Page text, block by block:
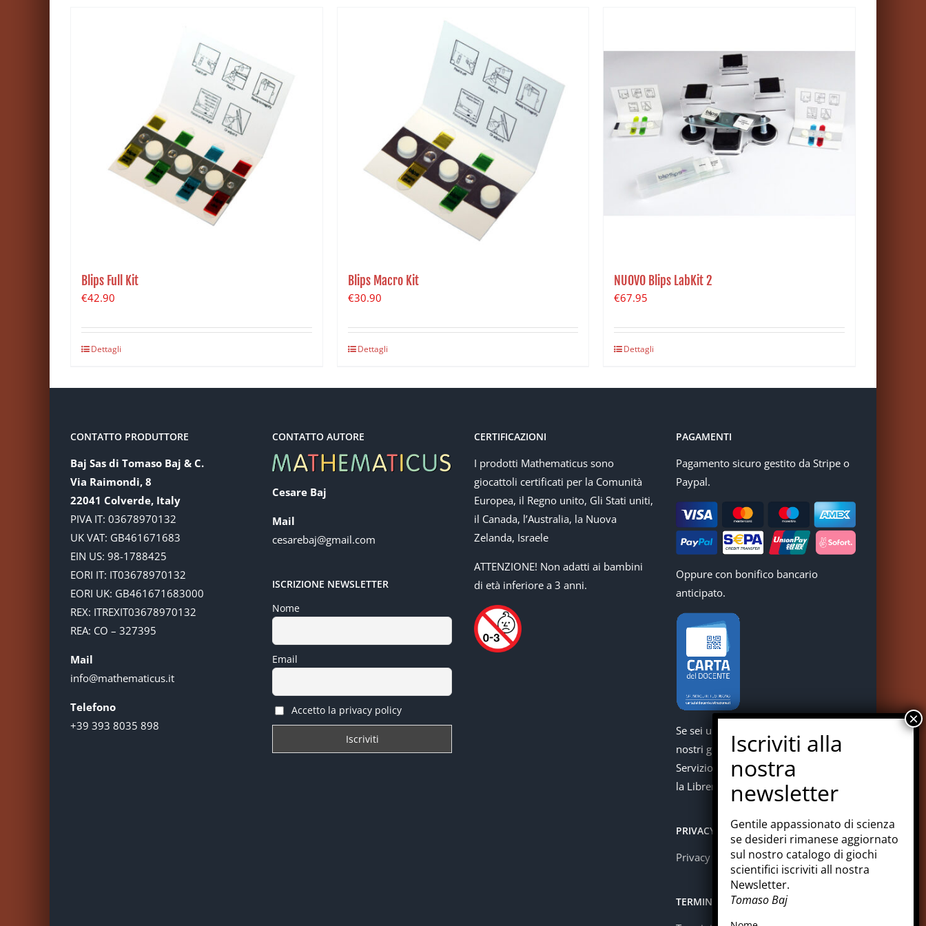
Blips Full Kit
€42.90
Dettagli
Blips Macro Kit
€30.90
Dettagli
NUOVO Blips LabKit 2
€67.95
Dettagli
CONTATTO PRODUTTORE
Baj Sas di Tomaso Baj & C.
Via Raimondi, 8
22041 Colverde, Italy
PIVA IT: 03678970132
UK VAT: GB461671683
EIN US: 98-1788425
EORI IT: IT03678970132
EORI UK: GB461671683000
REX: ITREXIT03678970132
REA: CO – 327395
Mail
info@mathematicus.it
Telefono
+39 393 8035 898
CONTATTO AUTORE
Cesare Baj
Mail
cesarebaj@gmail.com
ISCRIZIONE NEWSLETTER
Nome
Email
Accetto la privacy policy
CERTIFICAZIONI
I prodotti Mathematicus sono
giocattoli certificati per la Comunità
Europea, il Regno unito, Gli Stati uniti,
il Canada, l’Australia, la Nuova
Zelanda, Israele
ATTENZIONE! Non adatti ai bambini
di età inferiore a 3 anni.
PAGAMENTI
Pagamento sicuro gestito da Stripe o
Paypal.
Oppure con bonifico bancario
anticipato.
Se sei un docente puoi acquistare i
nostri giochi con la carta del docente.
Servizio offerto in collaborazione con
la Libreria Colosi di Messina.
PRIVACY
Privacy policy
TERMINI E CONDIZIONI
Gentile appassionato di scienza
se desideri rimanese aggiornato
sul nostro catalogo di giochi
scientifici iscriviti all nostra
Newsletter.
Tomaso Baj